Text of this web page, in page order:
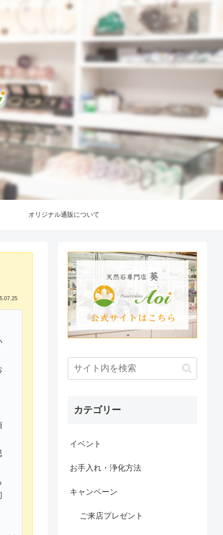
オリジナル通販について
カテゴリー
イベント
お手入れ・浄化方法
キャンペーン
ご来店プレゼント